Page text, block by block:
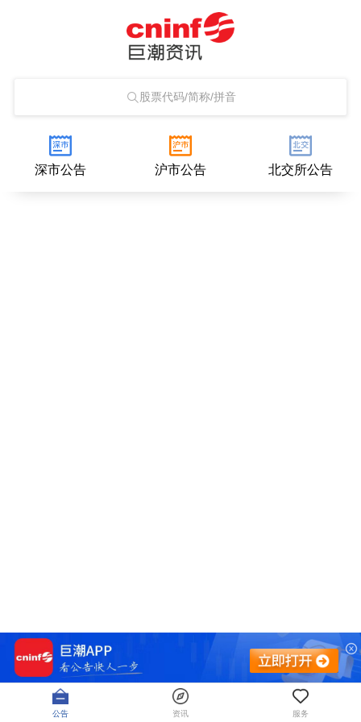
股票代码/简称/拼音
深市公告 沪市公告 北交所公告
公告 资讯 服务